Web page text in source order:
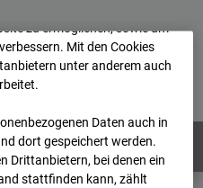
Login
zu ermöglichen, sowie um
Mit den Cookies
unter anderem auch
Daten auch in
dort gespeichert werden.
Drittanbietern, bei denen ein
stattfinden kann, zählt